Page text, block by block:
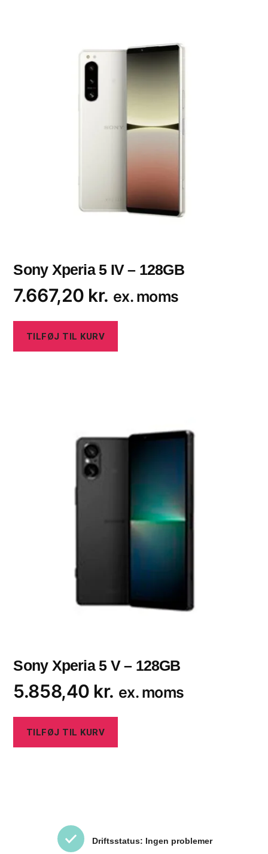
Sony Xperia 5 IV – 128GB
7.667,20 kr. ex. moms
TILFØJ TIL KURV
Sony Xperia 5 V – 128GB
5.858,40 kr. ex. moms
TILFØJ TIL KURV
Driftsstatus: Ingen problemer